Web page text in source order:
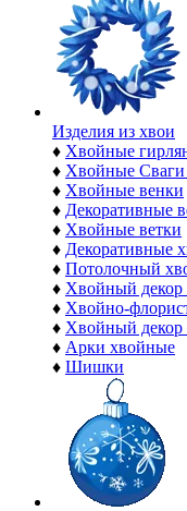
Изделия из хвои
♦ Хвойные
♦ Хвойные
♦ Хвойные венки
♦ Декоративные
♦ Хвойные ветки
♦ Декоративные
♦ Потолочный
♦ Хвойный декор
♦ Хвойно-
♦ Хвойный декор
♦ Арки хвойные
♦ Шишки